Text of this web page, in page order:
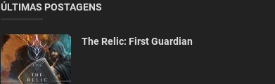
ÚLTIMAS POSTAGENS
The Relic: First Guardian